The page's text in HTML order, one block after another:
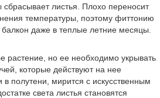
листья. Плохо переносит
температуры, поэтому фиттонию
даже в теплые летние месяцы.
растение, но ее необходимо укрывать
которые действуют на нее
в полутени, мирится с искусственным
света листья становятся